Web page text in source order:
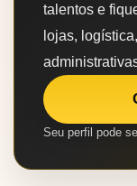
talentos e
lojas,
Seu perfil pode